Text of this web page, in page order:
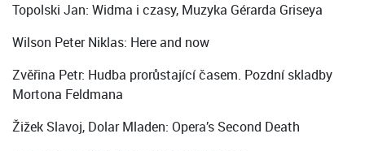
Topolski Jan: Widma i czasy, Muzyka Gérarda Griseya
Wilson Peter Niklas: Here and now
Zvěřina Petr: Hudba prorůstající časem. Pozdní skladby
Mortona Feldmana
Žižek Slavoj, Dolar Mladen: Opera’s Second Death